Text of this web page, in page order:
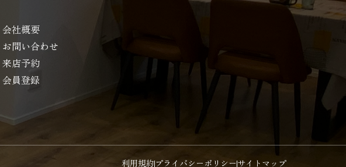
会社概要
お問い合わせ
来店予約
会員登録
利用規約 プライバシーポリシーサイトマップ